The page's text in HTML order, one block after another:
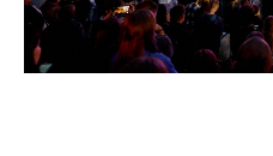
ОПК
ТРАНСПОРТ
УСЛУГИ
IT
МЕДИА
НОВОСТИ МЕРОПРИЯТИЙ
ВЫЕЗДНАЯ РЕДАКЦИЯ
СПОРТ
НОВОСТИ СПОРТА
ОБЩЕСТВО